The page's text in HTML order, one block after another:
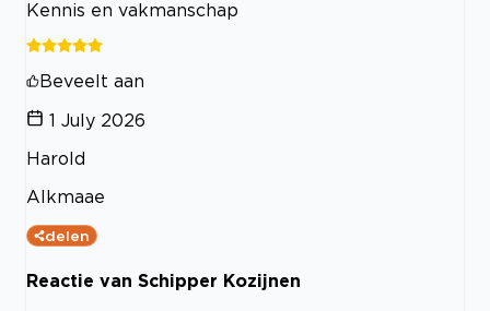
Kennis en vakmanschap
Beveelt aan
1 July 2026
Harold
Alkmaae
delen
Reactie van Schipper Kozijnen